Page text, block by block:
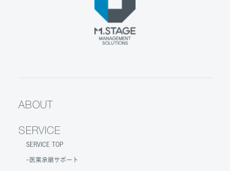
ABOUT
SERVICE
SERVICE TOP
医業承継サポート